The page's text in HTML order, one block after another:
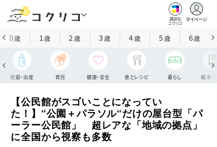
講談社
コクリコ
マイページ
0歳 1歳 2 歳 3歳 4歳 5歳 6歳
妊娠・出産 育児 健康・安全 食とレシピ 暮らし 絵本・
【公民館がスゴいことになってい
た！】“公園＋パラソル“だけの屋台型「パ
ーラー公民館」 超レアな「地域の拠点」
に全国から視察も多数